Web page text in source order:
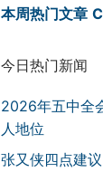
本周热门文章
今日热门新闻
2026年五中全
人地位
张又侠四点建